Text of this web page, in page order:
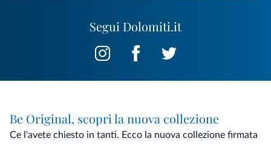
Segui Dolomiti.it
Be Original, scopri la nuova collezione
Ce l'avete chiesto in tanti. Ecco la nuova collezione firmata